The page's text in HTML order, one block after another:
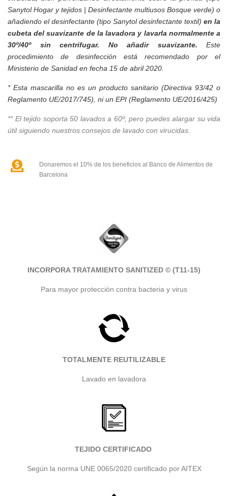
Sanytol Hogar y tejidos | Desinfectante multiusos Bosque verde) o
añadiendo el desinfectante (tipo Sanytol desinfectante textil) en la
cubeta del suavizante de la lavadora y lavarla normalmente a
30º/40º sin centrifugar. No añadir suavizante. Este
procedimiento de desinfección está recomendado por el
Ministerio de Sanidad en fecha 15 de abril 2020.
* Esta mascarilla no es un producto sanitario (Directiva 93/42 o
Reglamento UE/2017/745), ni un EPI (Reglamento UE/2016/425)
** El tejido soporta 50 lavados a 60º, pero puedes alargar su vida
útil siguiendo nuestros consejos de lavado con virucidas.
Donaremos el 10% de los beneficios al Banco de Alimentos de
Barcelona
INCORPORA TRATAMIENTO SANITIZED © (T11-15)
Para mayor protección contra bacteria y virus
TOTALMENTE REUTILIZABLE
Lavado en lavadora
TEJIDO CERTIFICADO
Según la norma UNE 0065/2020 certificado por AITEX